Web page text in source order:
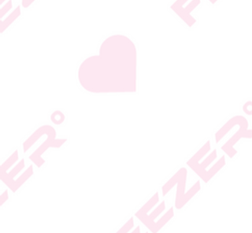
היצרן או גוף הכשרות;
המידע המעודכן מופיע על
* טעות סופר בתיאור המוצר
* ט.ל.ח.